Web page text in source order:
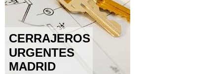
CERRAJEROS
URGENTES
MADRID